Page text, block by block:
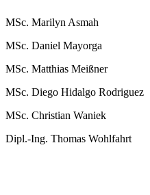
MSc. Marilyn Asmah
MSc. Daniel Mayorga
MSc. Matthias Meißner
MSc. Diego Hidalgo Rodriguez
MSc. Christian Waniek
Dipl.-Ing. Thomas Wohlfahrt